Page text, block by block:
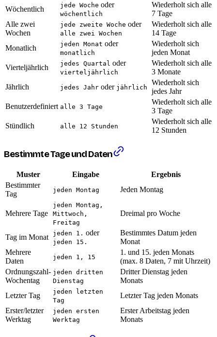
Wöchentlich
jede Woche oder
wöchentlich
Wiederholt sich alle
7 Tage
Alle zwei
Wochen
jede zweite Woche oder
alle zwei Wochen
Wiederholt sich alle
14 Tage
Monatlich
jeden Monat oder
monatlich
Wiederholt sich
jeden Monat
Vierteljährlich
jedes Quartal oder
vierteljährlich
Wiederholt sich alle
3 Monate
Jährlich
jedes Jahr oder jährlich
Wiederholt sich
jedes Jahr
Benutzerdefiniert alle 3 Tage
Wiederholt sich alle
3 Tage
Stündlich
alle 12 Stunden
Wiederholt sich alle
12 Stunden
Bestimmte Tage und Daten
Muster Eingabe
Ergebnis
Bestimmter
Tag
jeden Montag Jeden Montag
Mehrere Tage
jeden Montag,
Mittwoch,
Freitag
Dreimal pro Woche
Tag im Monat jeden 1. oder
jeden 15.
Bestimmtes Datum jeden
Monat
Mehrere
Daten
jeden 1, 15
1. und 15. jeden Monats
(max. 8 Daten, 7 mit Uhrzeit)
Ordnungszahl-
Wochentag
jeden dritten
Dienstag
Dritter Dienstag jeden
Monats
Letzter Tag
jeden letzten
Tag
Letzter Tag jeden Monats
Erster/letzter
Werktag
jeden ersten
Werktag
Erster Arbeitstag jeden
Monats